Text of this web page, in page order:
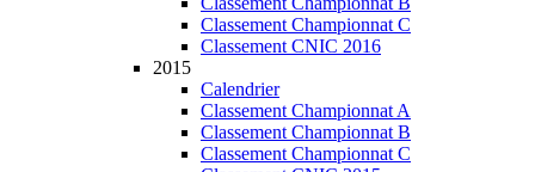
Classement Championnat C
Classement CNIC 2016
2015
Calendrier
Classement Championnat A
Classement Championnat B
Classement Championnat C